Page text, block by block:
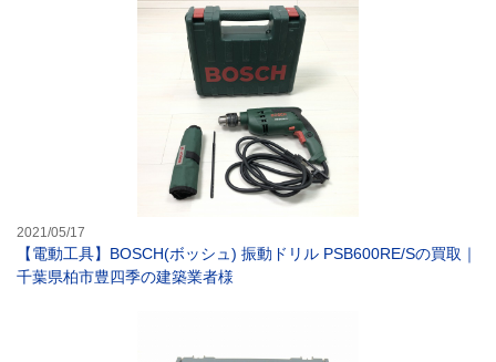
2021/05/17
【電動工具】BOSCH(ボッシュ) 振動ドリル PSB600RE/Sの買取｜
千葉県柏市豊四季の建築業者様